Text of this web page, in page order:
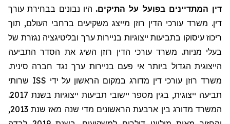
דין המתדיינים בפועל על התיקים. היו נבונים בבחירת עורך
דין. משרד עורכי הדין רוזן מייצג משקיעים ברחבי העולם, תוך
ריכוז עיסוקו בתביעות ייצוגיות בניירות ערך ובליטיגציה נגזרת של
בעלי מניות. משרד עורכי הדין רוזן השיג את הסדר התביעה
הייצוגית הגדול ביותר אי פעם בניירות ערך נגד חברה סינית.
משרד רוזן עורכי דין מדורג במקום הראשון על ידי ISS שרותי
תביעה ייצוגית, בגין מספר יישובי תביעות ייצוגיות בשנת 2017.
המשרד מדורג בין ארבעת הראשונים מדי שנה מאז שנת 2013,